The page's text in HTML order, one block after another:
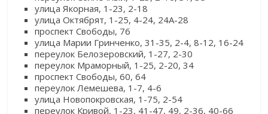
улица Якорная, 1-23, 2-18
улица Октябрят, 1-25, 4-24, 24А-28
проспект Свободы, 76
улица Марии Гринченко, 31-35, 2-4, 8-12, 16-24
переулок Белозеровский, 1-27, 2-30
переулок Мраморный, 1-25, 2-20, 34
проспект Свободы, 60, 64
переулок Лемешева, 1-7, 4-6
улица Новопокровская, 1-75, 2-54
переулок Кривой, 1-23, 41-47, 49, 2-36, 40-66